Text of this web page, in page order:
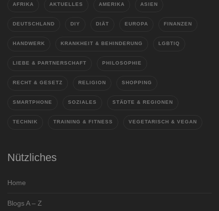
AFRIKA AKTUELLES AMERIKA ASIEN
DEUTSCHLAND DIY DIÄT EUROPA FINANZEN
HANDWERK KRANKHEIT & BEHINDERUNG LGBTIQ
LIEBE & PARTNERSCHAFT PHILOSOPHIE
RECHT & GESETZ RELIGION SHOPPING
SMARTPHONE SOZIALES STÄDTE & REGIONEN
TECHNIK TRAINING & FITNESS VEGETARISCH & VEGAN
Nützliches
Home
Blogs A – Z